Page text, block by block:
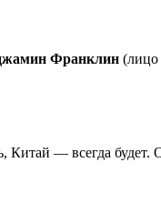
Франклин
— всегда будет.